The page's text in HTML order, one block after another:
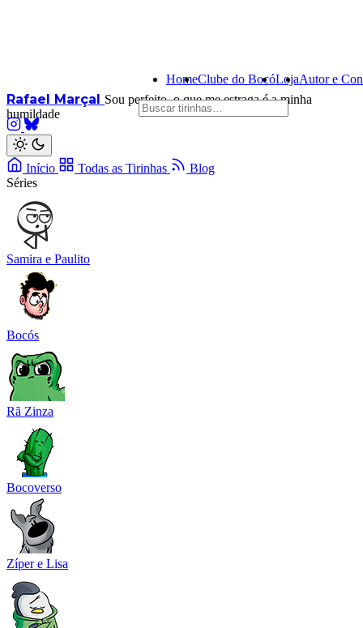
Rafael Marçal Sou perfeito, o que me estraga é a minha
humildade
HomeClube do BocóLojaAutor e
Início Todas as Tirinhas
Blog
Séries
Samira e Paulito
Bocós
Rã Zinza
Bocoverso
Zíper e Lisa